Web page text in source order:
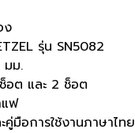
ง
รุ่น SN5082
ม.
อต และ 2 ช็อต
ฟ
มือการใช้งานภาษาไทย